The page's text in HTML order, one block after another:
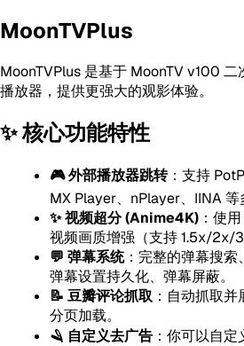
MoonTVPlus
MoonTVPlus 是基于 MoonTV v100
播放器，提供更强大的观影体验。
✨ 核心功能特性
🎮 外部播放器跳转：支持
MX Player、nPlayer、IINA 等
✨ 视频超分 (Anime4K) ：使
视频画质增强（支持 1.5x/2x/
💬 弹幕系统：完整的弹幕搜索
弹幕设置持久化、弹幕屏蔽。
📝 豆瓣评论抓取 ：自动抓取
分页加载。
🪒 自定义去广告 ：你可以自